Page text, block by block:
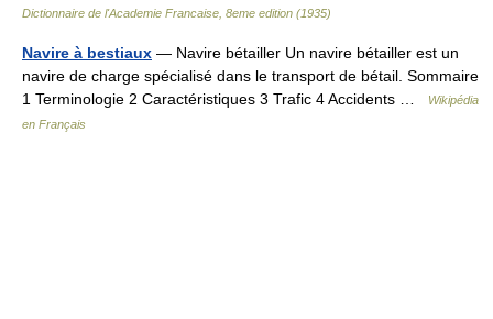
Dictionnaire de l'Academie Francaise, 8eme edition (1935)
Navire à bestiaux — Navire bétailler Un navire bétailler est un
navire de charge spécialisé dans le transport de bétail. Sommaire
1 Terminologie 2 Caractéristiques 3 Trafic 4 Accidents …
Wikipédia
en Français